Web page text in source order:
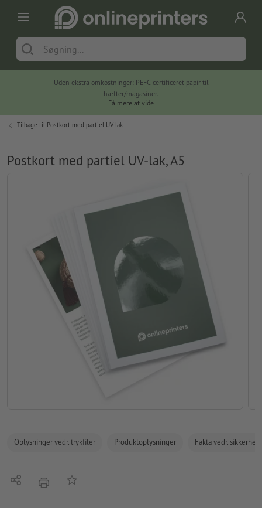
Uden ekstra omkostninger: PEFC-certificeret papir til
hæfter/magasiner.
Få mere at vide
Tilbage til Postkort med partiel UV-lak
Postkort med partiel UV-lak, A5
Oplysninger vedr. trykfiler Produktoplysninger Fakta vedr.
Del tryk Tilføj til huskelisten